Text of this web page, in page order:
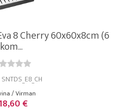
8 Cherry 60x60x8cm (6
kom...
/ Virman
€